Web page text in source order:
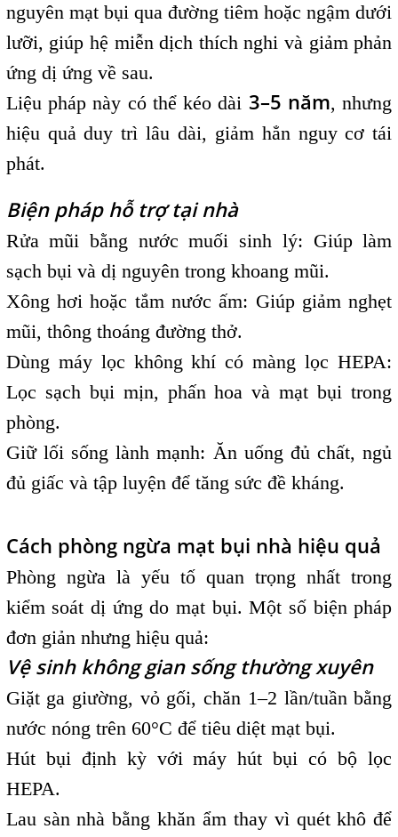
nguyên mạt bụi qua đường tiêm hoặc ngậm dưới
lưỡi, giúp hệ miễn dịch thích nghi và giảm phản
ứng dị ứng về sau.
Liệu pháp này có thể kéo dài 3–5 năm, nhưng
hiệu quả duy trì lâu dài, giảm hẳn nguy cơ tái
phát.
Biện pháp hỗ trợ tại nhà
Rửa mũi bằng nước muối sinh lý: Giúp làm
sạch bụi và dị nguyên trong khoang mũi.
Xông hơi hoặc tắm nước ấm: Giúp giảm nghẹt
mũi, thông thoáng đường thở.
Dùng máy lọc không khí có màng lọc HEPA:
Lọc sạch bụi mịn, phấn hoa và mạt bụi trong
phòng.
Giữ lối sống lành mạnh: Ăn uống đủ chất, ngủ
đủ giấc và tập luyện để tăng sức đề kháng.
Cách phòng ngừa mạt bụi nhà hiệu quả
Phòng ngừa là yếu tố quan trọng nhất trong
kiểm soát dị ứng do mạt bụi. Một số biện pháp
đơn giản nhưng hiệu quả:
Vệ sinh không gian sống thường xuyên
Giặt ga giường, vỏ gối, chăn 1–2 lần/tuần bằng
nước nóng trên 60°C để tiêu diệt mạt bụi.
Hút bụi định kỳ với máy hút bụi có bộ lọc
HEPA.
Lau sàn nhà bằng khăn ẩm thay vì quét khô để